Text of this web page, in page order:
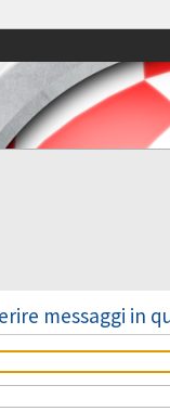
messaggi in